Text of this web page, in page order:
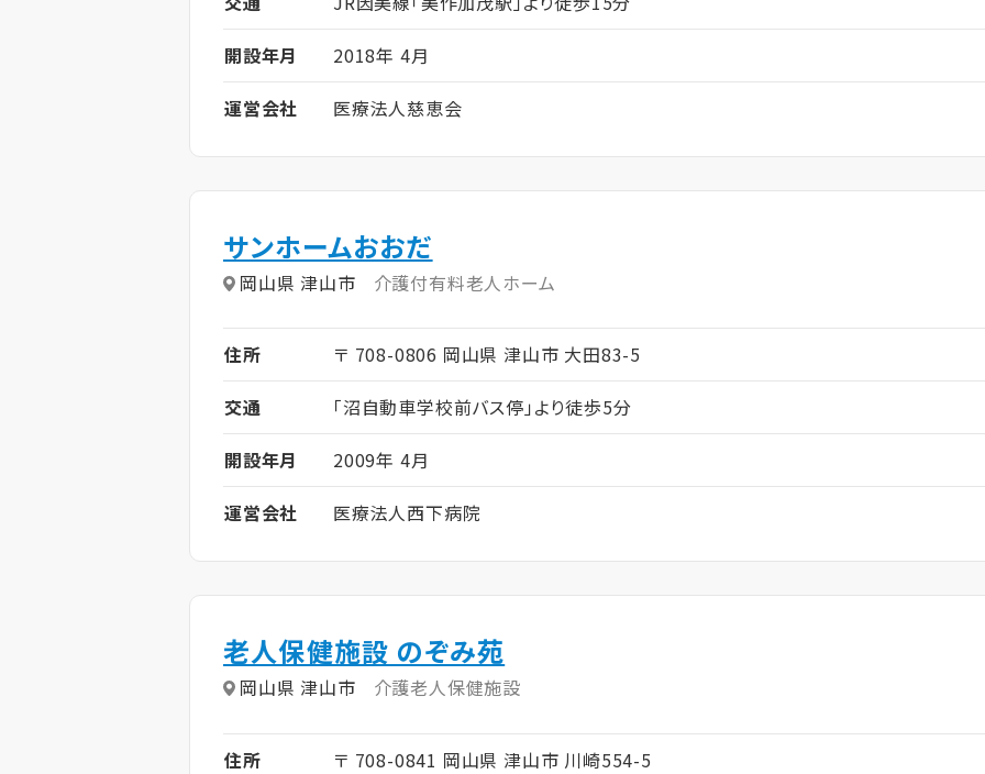
開設年月
2018年 4月
運営会社
医療法人慈恵会
サンホームおおだ
岡山県 津山市 介護付有料老人ホーム
住所
〒 708-0806 岡山県 津山市 大田83-5
交通
「沼自動車学校前バス停」より徒歩5分
開設年月
2009年 4月
運営会社
医療法人西下病院
老人保健施設 のぞみ苑
岡山県 津山市 介護老人保健施設
住所
〒 708-0841 岡山県 津山市 川崎554-5